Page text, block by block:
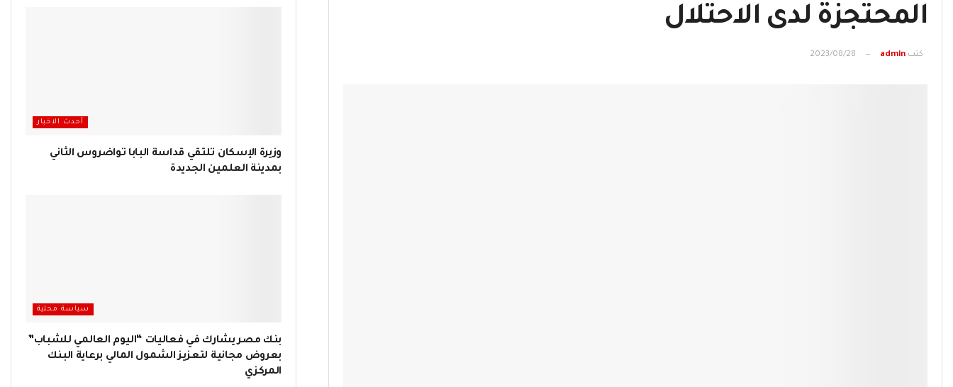
المحتجزة لدى الاحتلال
كتب admin
2023/08/28
أحدث الاخبار
وزيرة الإسكان تلتقي قداسة البابا تواضروس الثاني
بمدينة العلمين الجديدة
سياسة محلية
بنك مصر يشارك في فعاليات “اليوم العالمي للشباب”
بعروض مجانية لتعزيز الشمول المالي برعاية البنك
المركزي